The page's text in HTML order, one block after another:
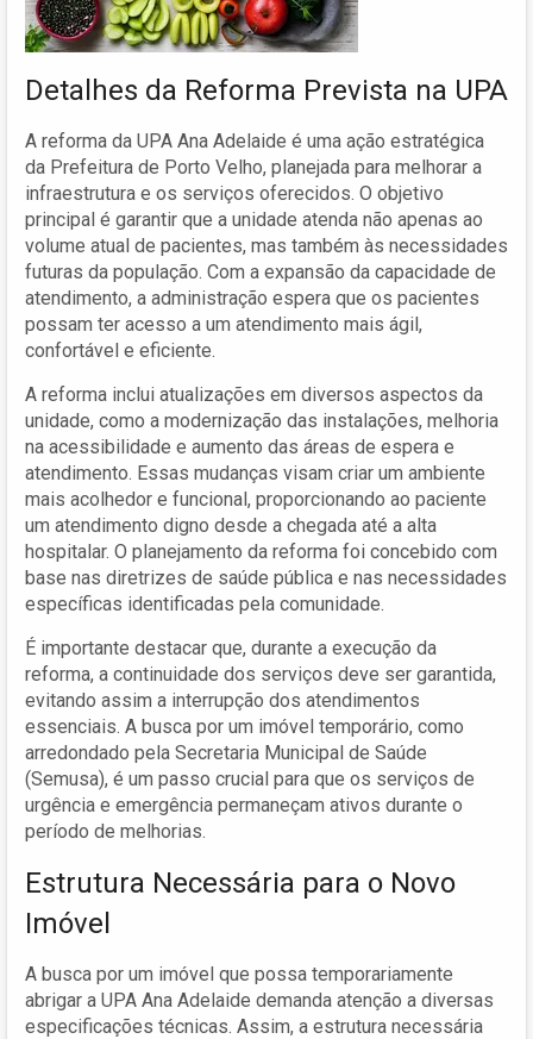
Detalhes da Reforma Prevista na UPA
A reforma da UPA Ana Adelaide é uma ação estratégica
da Prefeitura de Porto Velho, planejada para melhorar a
infraestrutura e os serviços oferecidos. O objetivo
principal é garantir que a unidade atenda não apenas ao
volume atual de pacientes, mas também às necessidades
futuras da população. Com a expansão da capacidade de
atendimento, a administração espera que os pacientes
possam ter acesso a um atendimento mais ágil,
confortável e eficiente.
A reforma inclui atualizações em diversos aspectos da
unidade, como a modernização das instalações, melhoria
na acessibilidade e aumento das áreas de espera e
atendimento. Essas mudanças visam criar um ambiente
mais acolhedor e funcional, proporcionando ao paciente
um atendimento digno desde a chegada até a alta
hospitalar. O planejamento da reforma foi concebido com
base nas diretrizes de saúde pública e nas necessidades
específicas identificadas pela comunidade.
É importante destacar que, durante a execução da
reforma, a continuidade dos serviços deve ser garantida,
evitando assim a interrupção dos atendimentos
essenciais. A busca por um imóvel temporário, como
arredondado pela Secretaria Municipal de Saúde
(Semusa), é um passo crucial para que os serviços de
urgência e emergência permaneçam ativos durante o
período de melhorias.
Estrutura Necessária para o Novo
Imóvel
A busca por um imóvel que possa temporariamente
abrigar a UPA Ana Adelaide demanda atenção a diversas
especificações técnicas. Assim, a estrutura necessária